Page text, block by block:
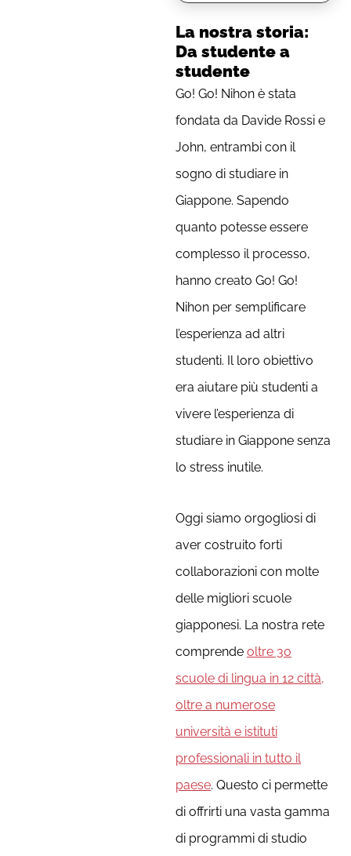
La nostra storia:
Da studente a
studente
Go! Go! Nihon è stata
fondata da Davide Rossi e
John, entrambi con il
sogno di studiare in
Giappone. Sapendo
quanto potesse essere
complesso il processo,
hanno creato Go! Go!
Nihon per semplificare
l’esperienza ad altri
studenti. Il loro obiettivo
era aiutare più studenti a
vivere l’esperienza di
studiare in Giappone senza
lo stress inutile.
Oggi siamo orgogliosi di
aver costruito forti
collaborazioni con molte
delle migliori scuole
giapponesi. La nostra rete
comprende oltre 30
scuole di lingua in 12 città,
oltre a numerose
università e istituti
professionali in tutto il
paese. Questo ci permette
di offrirti una vasta gamma
di programmi di studio